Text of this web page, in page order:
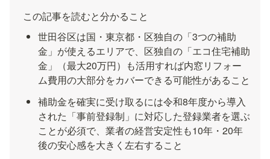
この記事を読むと分かること
世田谷区は国・東京都・区独自の「3つの補助
金」が使えるエリアで、区独自の「エコ住宅補助
金」（最大20万円）も活用すれば内窓リフォー
ム費用の大部分をカバーできる可能性があること
補助金を確実に受け取るには令和8年度から導入
された「事前登録制」に対応した登録業者を選ぶ
ことが必須で、業者の経営安定性も10年・20年
後の安心感を大きく左右すること